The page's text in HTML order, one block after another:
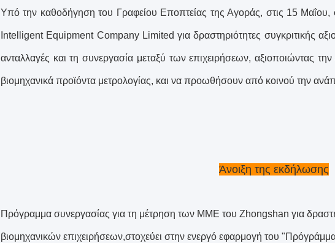
Υπό την καθοδήγηση του Γραφείου Εποπτείας της Αγοράς, στις 15
Intelligent Equipment Company Limited για δραστηριότητες συγκριτικής
ανταλλαγές και τη συνεργασία μεταξύ των επιχειρήσεων, αξιοποιώντας
βιομηχανικά προϊόντα μετρολογίας, και να προωθήσουν από κοινού την
Άνοιξη της εκδήλωσης
Πρόγραμμα συνεργασίας για τη μέτρηση των ΜΜΕ του Zhongshan για
βιομηχανικών επιχειρήσεων,στοχεύει στην ενεργό εφαρμογή του